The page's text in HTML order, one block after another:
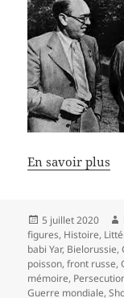
En savoir plus
Publié
le
5 juillet 2020
figures, Histoire,
babi Yar, Bielorussie,
poisson,front russe,
mémoire,
Guerre mondiale,